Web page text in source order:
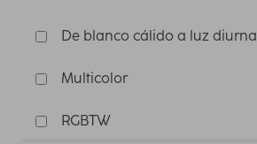
De blanco cálido a luz diurna
Multicolor
RGBTW